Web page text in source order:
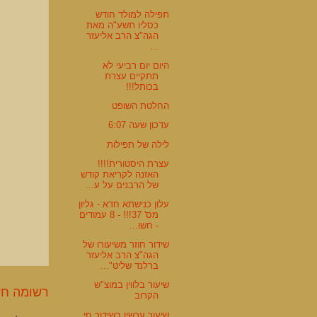
רשומה
תפילה למולד חודש
כסליו תשע"ה מאת
הגה"צ הרב אליעזר
היום יום רביעי לא
תתקיים עצרת
בכותל!!!
החלטת השופט
עדכון שעה 6:07
לילה של תפילות
עצרת היסטורית!!!!
האזנה לקריאת קודש
של הרבנים על ע...
עלון כנישתא חדא - גליון
מס' 37!!! - 8 עמודים
- חשו...
שידור חוזר משיעורו של
הגה"צ הרב אליעזר
ברלנד שליט"...
שיעור בלווין במוצ"ש
הקרוב